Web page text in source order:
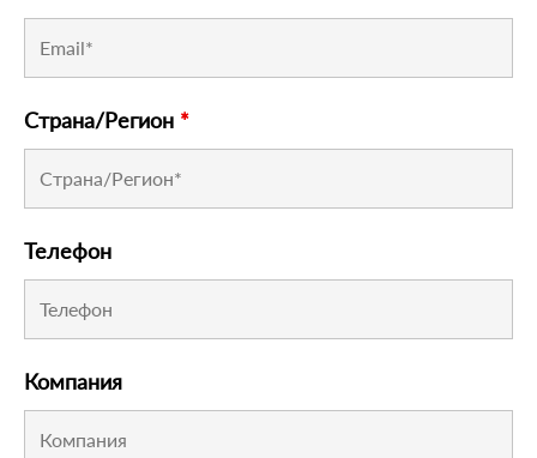
Страна/Регион *
Телефон
Компания